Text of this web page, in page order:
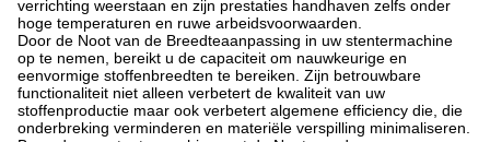
verrichting weerstaan en zijn prestaties handhaven zelfs onder
hoge temperaturen en ruwe arbeidsvoorwaarden.
Door de Noot van de Breedteaanpassing in uw stentermachine
op te nemen, bereikt u de capaciteit om nauwkeurige en
eenvormige stoffenbreedten te bereiken. Zijn betrouwbare
functionaliteit niet alleen verbetert de kwaliteit van uw
stoffenproductie maar ook verbetert algemene efficiency die, die
onderbreking verminderen en materiële verspilling minimaliseren.